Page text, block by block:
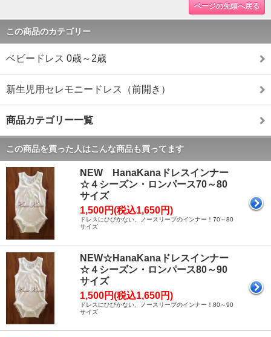
ページの先頭へ戻る
この商品のカテゴリー
ベビードレス 0歳～2歳
新生児用セレモニードレス（前開き）
商品カテゴリー一覧
この商品を買った人はこんな商品も買ってます
NEW HanaKanaドレスインナー
☆４シーズン・ロンパース70～80
サイズ
1,500円(税込1,650円)
ドレスにひびかない、ノースリーブのインナー！70～80
サイズ
NEW☆HanaKanaドレスインナー
☆４シーズン・ロンパース80～90
サイズ
1,500円(税込1,650円)
ドレスにひびかない、ノースリーブのインナー！80～90
サイズ